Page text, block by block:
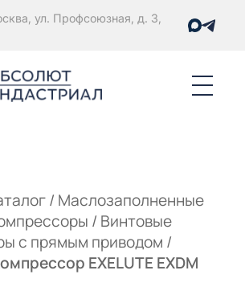
ул. Профсоюзная, д. 3,
/ Маслозаполненные
/ Винтовые
с прямым приводом /
EXELUTE EXDM